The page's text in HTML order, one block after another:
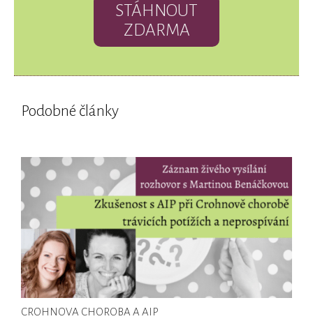
STÁHNOUT
ZDARMA
Podobné články
CROHNOVA CHOROBA A AIP